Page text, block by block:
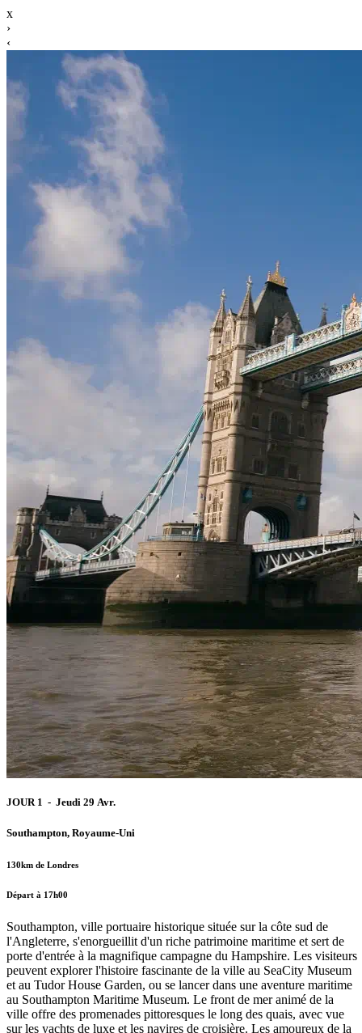
x
›
‹
JOUR 1 - Jeudi 29 Avr.
Southampton, Royaume-Uni
130km de Londres
Départ à 17h00
Southampton, ville portuaire historique située sur la côte sud de
l'Angleterre, s'enorgueillit d'un riche patrimoine maritime et sert de
porte d'entrée à la magnifique campagne du Hampshire. Les visiteurs
peuvent explorer l'histoire fascinante de la ville au SeaCity Museum
et au Tudor House Garden, ou se lancer dans une aventure maritime
au Southampton Maritime Museum. Le front de mer animé de la
ville offre des promenades pittoresques le long des quais, avec vue
sur les yachts de luxe et les navires de croisière. Les amoureux de la